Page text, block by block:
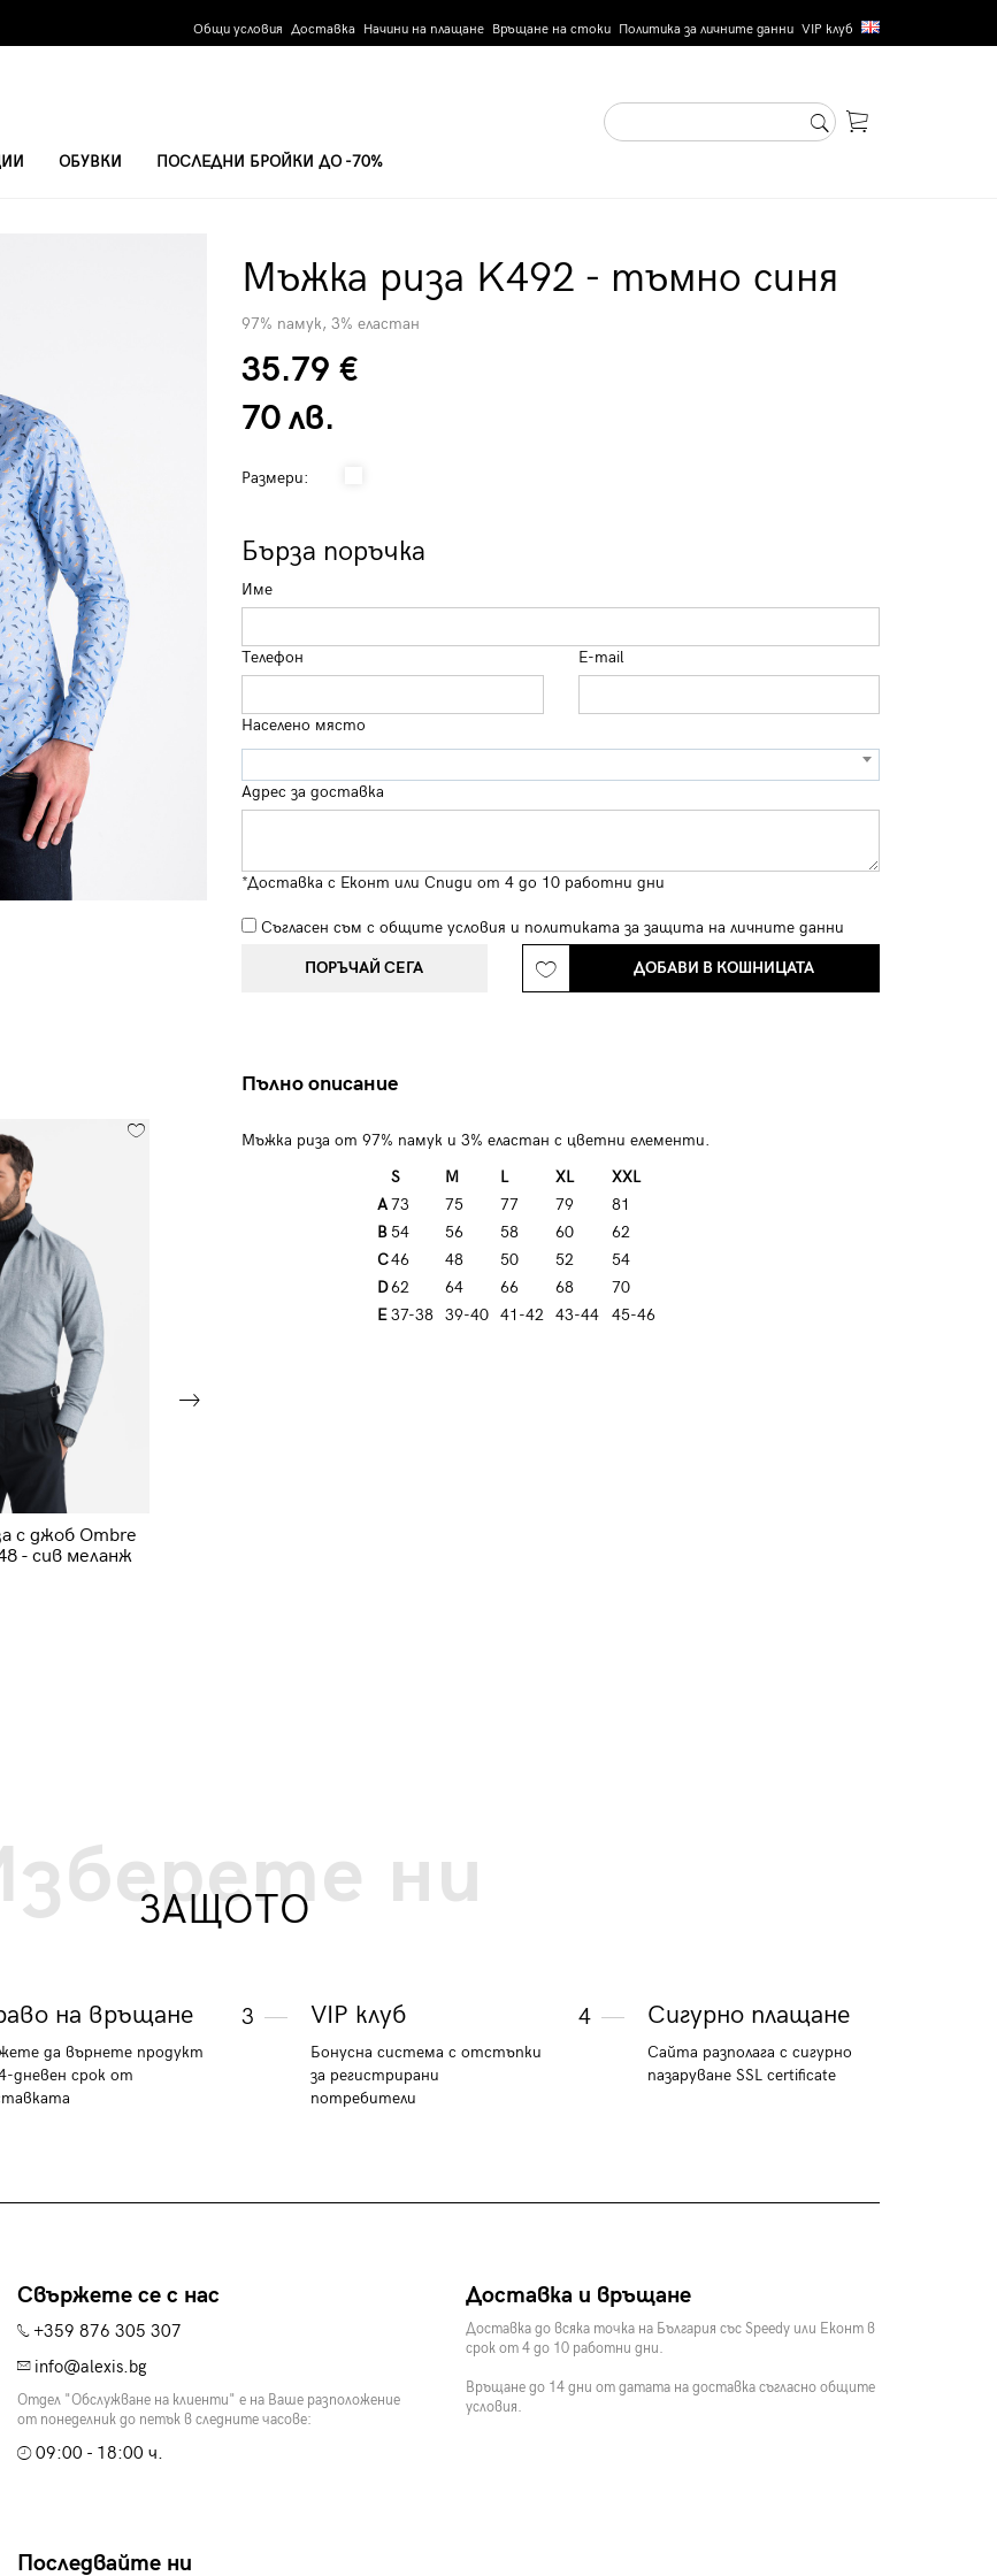
Общи условия Доставка Начини на плащане Връщане на стоки Политика за личните данни VIP клуб
ОБУВКИ ПОСЛЕДНИ БРОЙКИ ДО -70%
Мъжка риза K492 - тъмно синя
97% памук, 3% еластан
35.79 €
70 лв.
Размери:
Бърза поръчка
Име
Телефон E-mail
Населено място
Адрес за доставка
*Доставка с Еконт или Спиди от 4 до 10 работни дни
Съгласен съм с общите условия и политиката за защита на личните данни
ПОРЪЧАЙ СЕГА ДОБАВИ В КОШНИЦАТА
с джоб Ombre
- сив меланж
Пълно описание
Мъжка риза от 97% памук и 3% еластан с цветни елементи.
S
M L XL
XXL
A73 75 77 79
81
B54 56 58 60
62
C46 48 50 52
54
D62 64 66 68
70
E 37-38 39-40 41-42 43-44 45-46
ни
ЗАЩОТО
на връщане
да върнете продукт
дневен срок от
3 VIP клуб
Бонусна система с отстъпки
за регистрирани
потребители
4 Сигурно плащане
Сайта разполага с сигурно
пазаруване SSL certificate
Свържете се с нас
+359 876 305 307
info@alexis.bg
Отдел "Обслужване на клиенти" е на Ваше разположение
от понеделник до петък в следните часове:
09:00 - 18:00 ч.
Доставка и връщане
Доставка до всяка точка на България със Speedy или Еконт в
срок от 4 до 10 работни дни.
Връщане до 14 дни от датата на доставка съгласно общите
условия.
Последвайте ни